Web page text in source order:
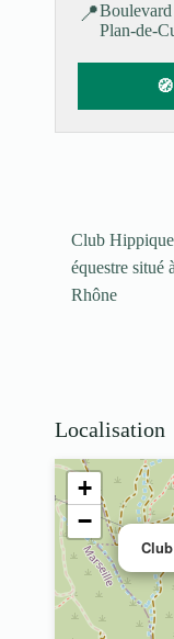
Club
équestre situé
Rhône
📍
Plan-de-
Localisation
+
−